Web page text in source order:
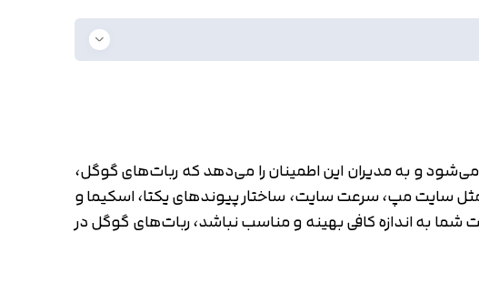
و به مدیران این اطمینان را می‌دهد که ربات‌های گوگل،
مثل سایت مپ، سرعت سایت، ساختار پیوندهای یکتا، اسکیما و
به اندازه کافی بهینه و مناسب نباشد، ربات‌های گوگل در